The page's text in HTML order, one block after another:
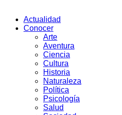
Actualidad
Conocer
Arte
Aventura
Ciencia
Cultura
Historia
Naturaleza
Política
Psicología
Salud